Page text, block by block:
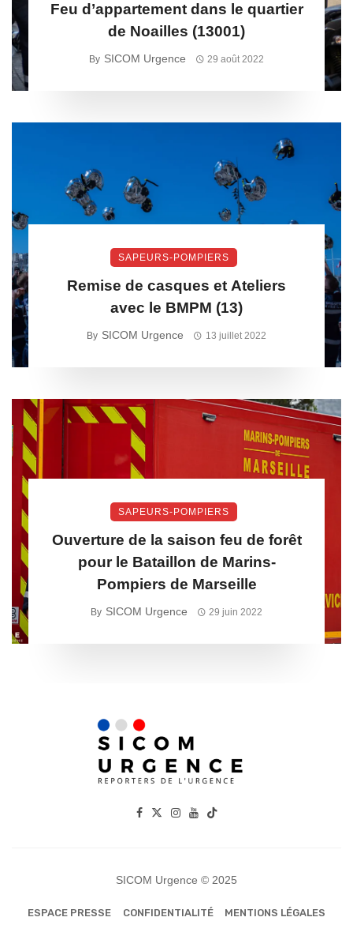
Feu d’appartement dans le quartier
de Noailles (13001)
By SICOM Urgence 29 août 2022
SAPEURS-POMPIERS
Remise de casques et Ateliers
avec le BMPM (13)
By SICOM Urgence 13 juillet 2022
SAPEURS-POMPIERS
Ouverture de la saison feu de forêt
pour le Bataillon de Marins-
Pompiers de Marseille
By SICOM Urgence 29 juin 2022
SICOM Urgence © 2025
ESPACE PRESSE CONFIDENTIALITÉ MENTIONS LÉGALES